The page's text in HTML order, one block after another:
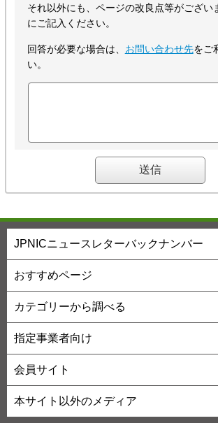
それ以外にも、ページの改良点等がござい
にご記入ください。
回答が必要な場合は、 お問い合わせ先をご
い。
JPNICニュースレターバックナンバー
おすすめページ
カテゴリーから調べる
指定事業者向け
会員サイト
本サイト以外のメディア